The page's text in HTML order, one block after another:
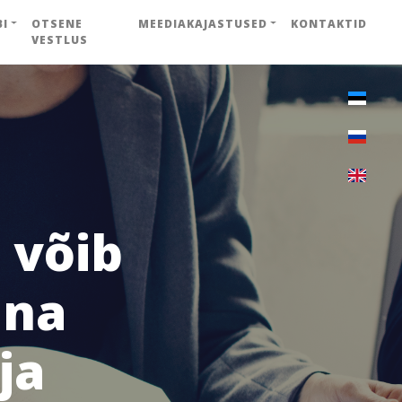
OTSENE
VESTLUS
MEEDIAKAJASTUSED KONTAKTID
võib